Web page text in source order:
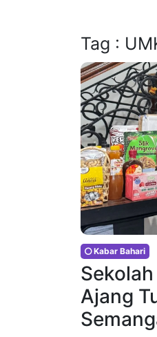
Tag :
Kabar Bahari
Ajang